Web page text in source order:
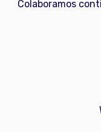
Colaboramos